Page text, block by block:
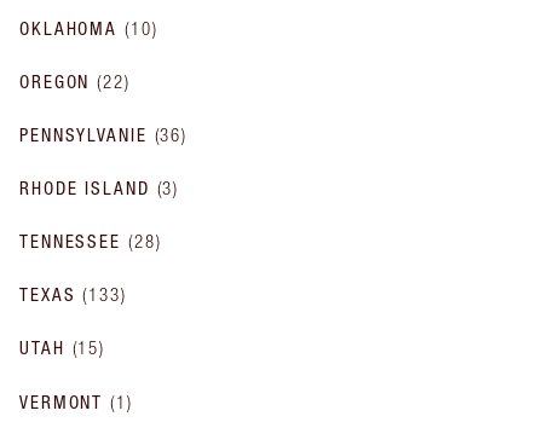
OKLAHOMA (10)
OREGON (22)
PENNSYLVANIE (36)
RHODE ISLAND (3)
TENNESSEE (28)
TEXAS (133)
UTAH (15)
VERMONT (1 )